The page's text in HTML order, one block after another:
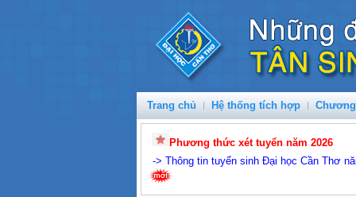
Trang chủ Hệ thống tích hợp
Phương thức xét tuyển năm 2026
-> Thông tin tuyển sinh Đại học Cần Thơ